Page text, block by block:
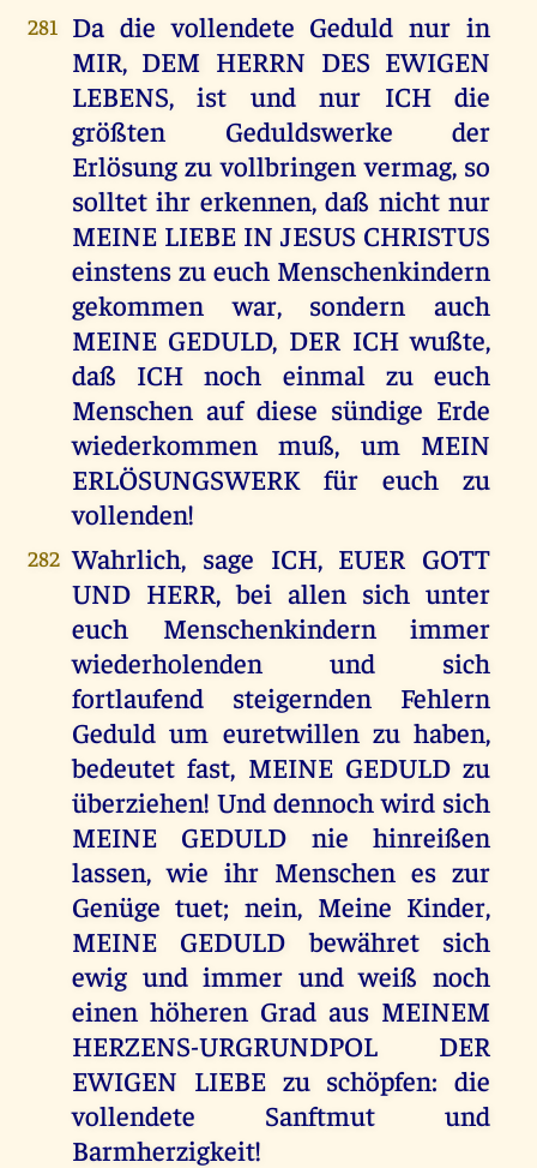
281
Da die vollendete Geduld nur in
MIR, DEM HERRN DES EWIGEN
LEBENS, ist und nur ICH die
größten Geduldswerke der
Erlösung zu vollbringen vermag, so
solltet ihr erkennen, daß nicht nur
MEINE LIEBE IN JESUS CHRISTUS
einstens zu euch Menschenkindern
gekommen war, sondern auch
MEINE GEDULD, DER ICH wußte,
daß ICH noch einmal zu euch
Menschen auf diese sündige Erde
wiederkommen muß, um MEIN
ERLÖSUNGSWERK für euch zu
vollenden!
282 Wahrlich, sage ICH, EUER GOTT
UND HERR, bei allen sich unter
euch Menschenkindern immer
wiederholenden und sich
fortlaufend steigernden Fehlern
Geduld um euretwillen zu haben,
bedeutet fast, MEINE GEDULD zu
überziehen! Und dennoch wird sich
MEINE GEDULD nie hinreißen
lassen, wie ihr Menschen es zur
Genüge tuet; nein, Meine Kinder,
MEINE GEDULD bewähret sich
ewig und immer und weiß noch
einen höheren Grad aus MEINEM
HERZENS-URGRUNDPOL DER
EWIGEN LIEBE zu schöpfen: die
vollendete Sanftmut und
Barmherzigkeit!